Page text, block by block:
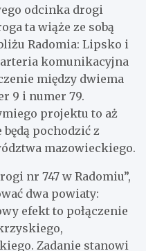
odcinka drogi
ta wiąże ze sobą
Radomia: Lipsko i
komunikacyjna
między dwiema
9 i numer 79.
projektu to aż
pochodzić z
mazowieckiego.
nr 747 w Radomiu”,
dwa powiaty:
efekt to połączenie
Zadanie stanowi